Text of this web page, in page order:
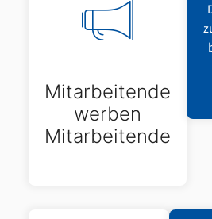
Mitarbeitende
werben
Mitarbeitende